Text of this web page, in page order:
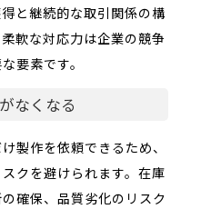
と継続的な取引関係の構
軟な対応力は企業の競争
要素です。
なくなる
製作を依頼できるため、
クを避けられます。在庫
確保、品質劣化のリスク